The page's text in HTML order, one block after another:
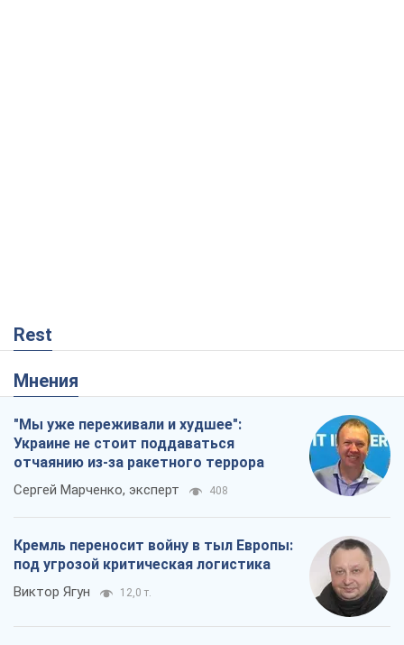
Rest
Мнения
"Мы уже переживали и худшее":
Украине не стоит поддаваться
отчаянию из-за ракетного террора
Сергей Марченко, эксперт 408
Кремль переносит войну в тыл Европы:
под угрозой критическая логистика
Виктор Ягун 12,0 т.